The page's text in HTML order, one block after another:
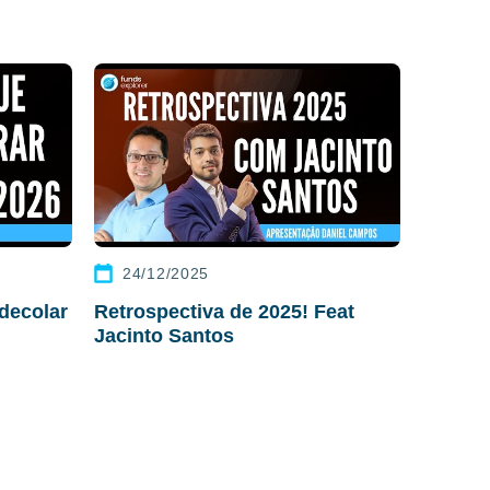
24/12/2025
Retrospectiva de 2025! Feat
Jacinto Santos